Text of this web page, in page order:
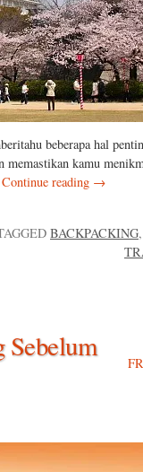
beberapa hal
kamu
Continue reading →
BACKPACKING,
Sebelum